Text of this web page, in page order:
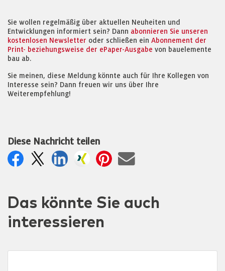
Sie wollen regelmäßig über aktuellen Neuheiten und
Entwicklungen informiert sein? Dann abonnieren Sie unseren
kostenlosen Newsletter oder schließen ein Abonnement der
Print- beziehungsweise der ePaper-Ausgabe von bauelemente
bau ab.
Sie meinen, diese Meldung könnte auch für Ihre Kollegen von
Interesse sein? Dann freuen wir uns über Ihre
Weiterempfehlung!
Diese Nachricht teilen
Das könnte Sie auch
interessieren